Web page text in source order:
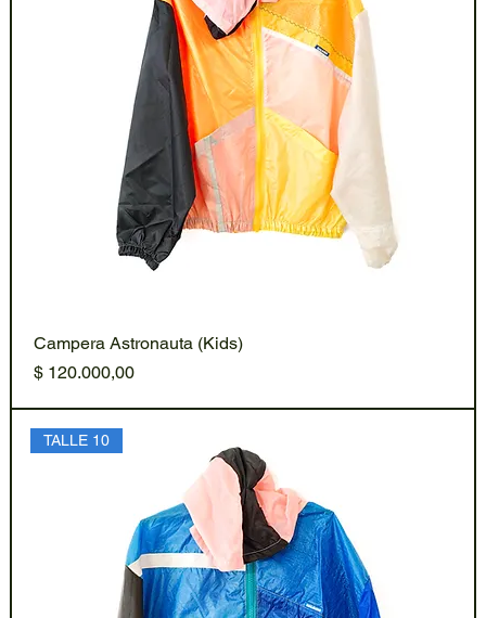
Campera Astronauta (Kids)
Precio
$ 120.000,00
TALLE 10